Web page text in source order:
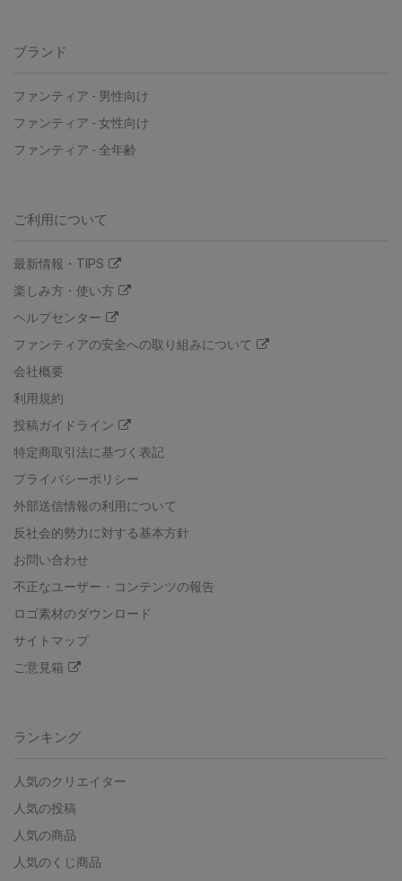
ブランド
ファンティア - 男性向け
ファンティア - 女性向け
ファンティア - 全年齢
ご利用について
最新情報・TIPS
楽しみ方・使い方
ヘルプセンター
ファンティアの安全への取り組みについて
会社概要
利用規約
投稿ガイドライン
特定商取引法に基づく表記
プライバシーポリシー
外部送信情報の利用について
反社会的勢力に対する基本方針
お問い合わせ
不正なユーザー・コンテンツの報告
ロゴ素材のダウンロード
サイトマップ
ご意見箱
ランキング
人気のクリエイター
人気の投稿
人気の商品
人気のくじ商品